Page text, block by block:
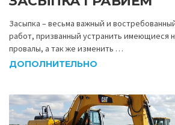
Засыпка – весьма важный и
работ, призванный устранить имеющиеся
провалы, а так же изменить …
ДОПОЛНИТЕЛЬНО